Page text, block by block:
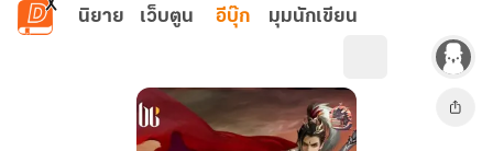
ข้ามไปยังเนื้อหาหลัก
นิยาย เว็บตูน อีบุ๊ก มุมนักเขียน